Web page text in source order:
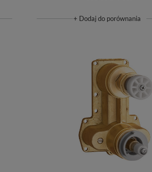
+ Dodaj do porównania